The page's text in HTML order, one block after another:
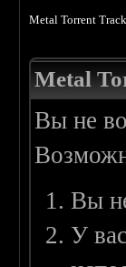
Metal Torrent
Metal
Вы не
Вы
У